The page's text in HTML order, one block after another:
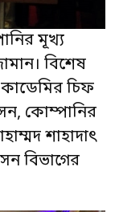
মূখ্য
বিশেষ
চিফ
কোম্পানির
শাহাদাৎ
বিভাগের